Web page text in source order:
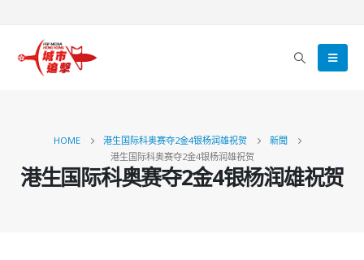
HOME 港生国际科奥赛夺2金4银杨润雄祝贺
新聞
港生国际科奥赛夺2金4银杨润雄祝贺
港生国际科奥赛夺2金4银杨润雄祝贺